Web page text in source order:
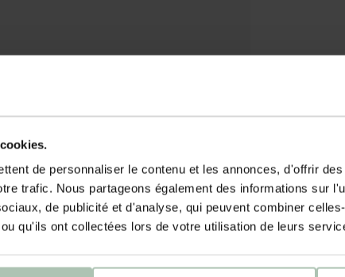
de personnaliser le contenu et les annonces, d'offrir
trafic. Nous partageons également des informations sur
de publicité et d'analyse, qui peuvent combiner
qu'ils ont collectées lors de votre utilisation de leurs